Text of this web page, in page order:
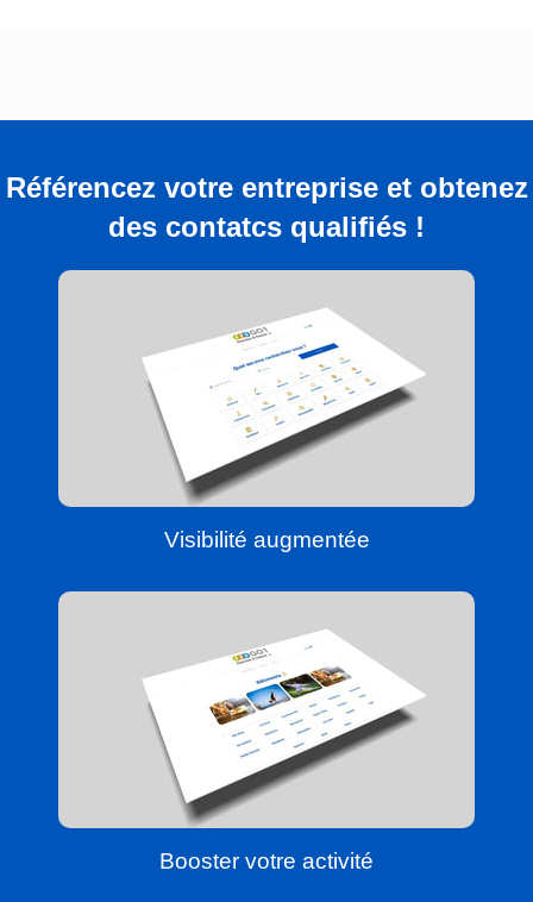
Référencez votre entreprise et obtenez
des contatcs qualifiés !
Visibilité augmentée
Booster votre activité